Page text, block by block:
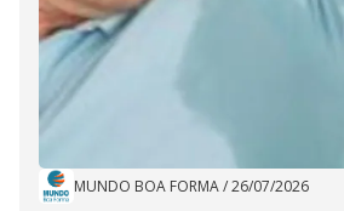
MUNDO BOA FORMA/26/07/2026